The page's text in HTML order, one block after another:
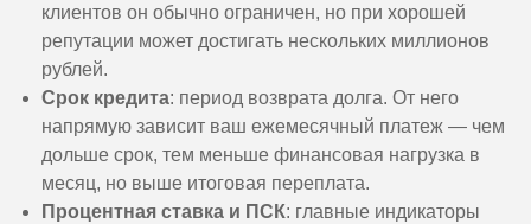
клиентов он обычно ограничен, но при хорошей
репутации может достигать нескольких миллионов
рублей.
Срок кредита: период возврата долга. От него
напрямую зависит ваш ежемесячный платеж — чем
дольше срок, тем меньше финансовая нагрузка в
месяц, но выше итоговая переплата.
Процентная ставка и ПСК: главные индикаторы